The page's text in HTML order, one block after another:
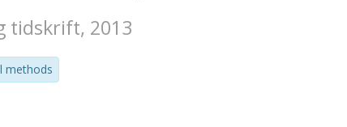
tidskrift, 2013
methods